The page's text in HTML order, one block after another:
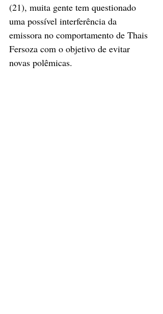
(21), muita gente tem questionado
uma possível interferência da
emissora no comportamento de Thais
Fersoza com o objetivo de evitar
novas polêmicas.